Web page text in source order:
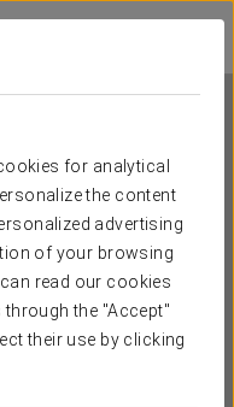
for analytical
the content
advertising
of your browsing
read our cookies
the "Accept"
their use by clicking
de la